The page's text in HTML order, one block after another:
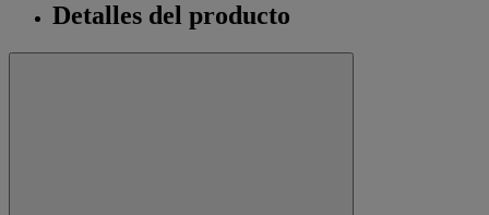
Detalles del producto